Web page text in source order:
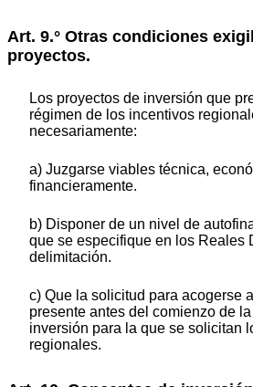
Art. 9.° Otras condiciones
proyectos.
Los proyectos de inversión que
régimen de los incentivos
necesariamente:
a) Juzgarse viables técnica,
financieramente.
b) Disponer de un nivel de
que se especifique en los Reales
delimitación.
c) Que la solicitud para acogerse
presente antes del comienzo de
inversión para la que se solicitan
regionales.